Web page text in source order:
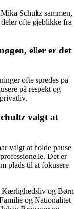
Schultz sammen,
ofte øjeblikke fra
eller er det
ofte spredes på
på respekt og
valgt at
valgt at holde pause
Det er
plads til at fokusere
Kærlighedsliv og Børn
og Nationalitet